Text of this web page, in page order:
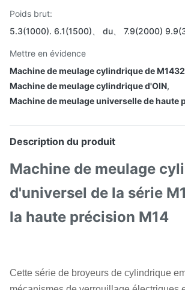
Poids brut:
5.3(1000). 6.1(1500)、 du、 7.9(2000)
Mettre en évidence
Machine de meulage cylindrique de
Machine de meulage cylindrique d'OIN,
Machine de meulage universelle de haute
Description du produit
Machine de meulage
d'universel de la série
la haute précision M14
Cette série de broyeurs de cylindrique